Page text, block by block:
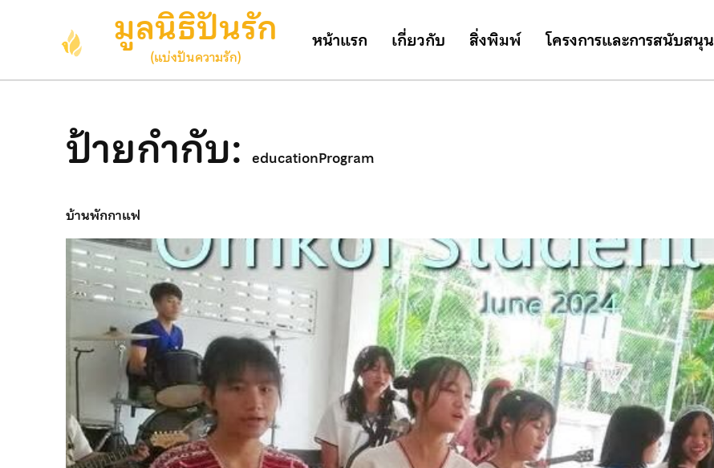
มูลนิธิปันรัก
(แบ่งปันความรัก)
หน้าแรก เกี่ยวกับ สิ่งพิมพ์ โครงการและการสนับสนุน
ป้ายกำกับ: educationProgram
บ้านพักกาแฟ